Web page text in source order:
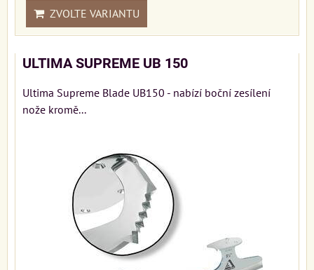
ZVOLTE VARIANTU
ULTIMA SUPREME UB 150
Ultima Supreme Blade UB150 - nabízí boční zesílení
nože kromě...